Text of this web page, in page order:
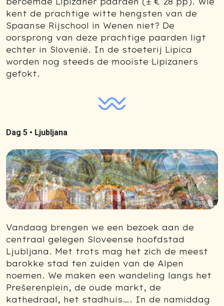
kent de prachtige witte hengsten van de
Spaanse Rijschool in Wenen niet? De
oorsprong van deze prachtige paarden ligt
echter in Slovenië. In de stoeterij Lipica
worden nog steeds de mooiste Lipizaners
gefokt.
Dag 5 • Ljubljana
Previous Next
Vandaag brengen we een bezoek aan de
centraal gelegen Sloveense hoofdstad
Ljubljana. Met trots mag het zich de meest
barokke stad ten zuiden van de Alpen
noemen. We maken een wandeling langs het
Prešerenplein, de oude markt, de
kathedraal, het stadhuis…. In de namiddag